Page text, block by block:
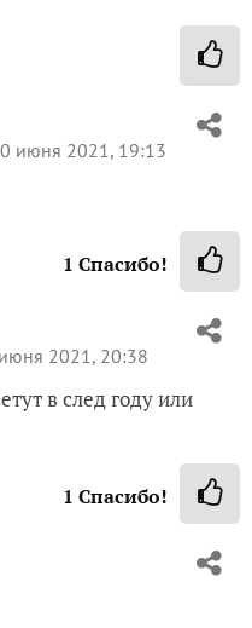
июня 2021, 19:13
1 Спасибо!
2021, 20:38
в след году или
1 Спасибо!